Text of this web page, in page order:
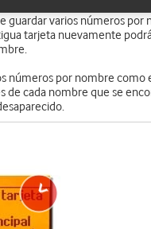
guardar varios números por
tarjeta nuevamente
números por nombre
de cada nombre que se